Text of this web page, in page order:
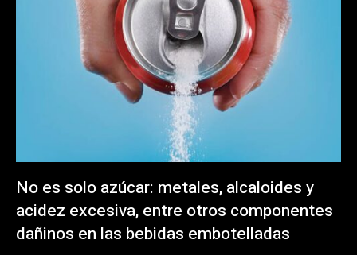
No es solo azúcar: metales, alcaloides y
acidez excesiva, entre otros componentes
dañinos en las bebidas embotelladas